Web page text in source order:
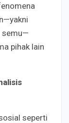
semu—
pihak lain
seperti